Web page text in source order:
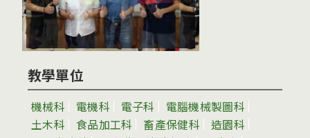
教學單位
機械科 電機科 電子科
電腦機械製圖科
土木科
食品加工科 畜產保健科
造園科